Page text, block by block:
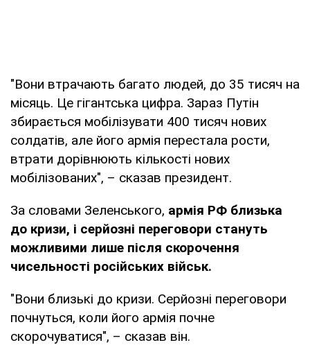
"Вони втрачають багато людей, до 35 тисяч на
місяць. Це гігантська цифра. Зараз Путін
збирається мобілізувати 400 тисяч нових
солдатів, але його армія перестала рости,
втрати дорівнюють кількості нових
мобілізованих", – сказав президент.
За словами Зеленського, армія РФ близька
до кризи, і серйозні переговори стануть
можливими лише після скорочення
чисельності російських військ.
"Вони близькі до кризи. Серйозні переговори
почнуться, коли його армія почне
скорочуватися", – сказав він.